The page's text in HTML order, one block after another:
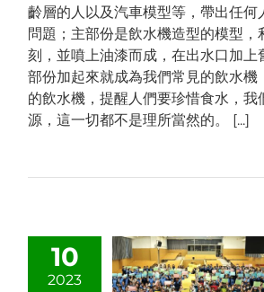
齡層的人以及汽車模型等，帶出任何
問題；主部份是飲水機造型的模型，
刻，並噴上油漆而成，在出水口加上
部份加起來就成為我們常見的飲水機
的飲水機，提醒人們要珍惜食水，我
源，這一切都不是理所當然的。 [...]
10
2023